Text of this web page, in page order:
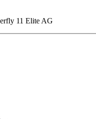
11 Elite AG